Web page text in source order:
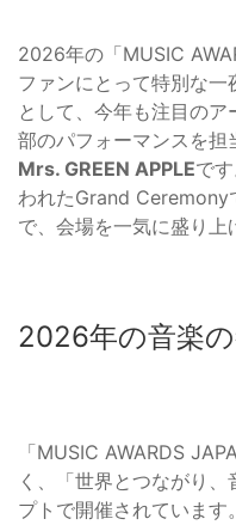
2026年の「MUSIC
ファンにとって特別な
として、今年も注目の
部のパフォーマンスを担
Mrs. GREEN APPLEで
われたGrand Ceremony
で、会場を一気に盛り上
2026年の音楽
「MUSIC AWARDS
く、「世界とつながり
プトで開催されています